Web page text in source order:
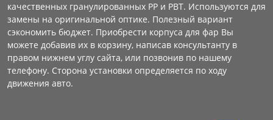
качественных гранулированных PP и PBT. Используются для
замены на оригинальной оптике. Полезный вариант
сэкономить бюджет. Приобрести корпуса для фар Вы
можете добавив их в корзину, написав консультанту в
правом нижнем углу сайта, или позвонив по нашему
телефону. Сторона установки определяется по ходу
движения авто.